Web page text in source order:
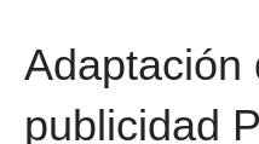
Adaptación
publicidad